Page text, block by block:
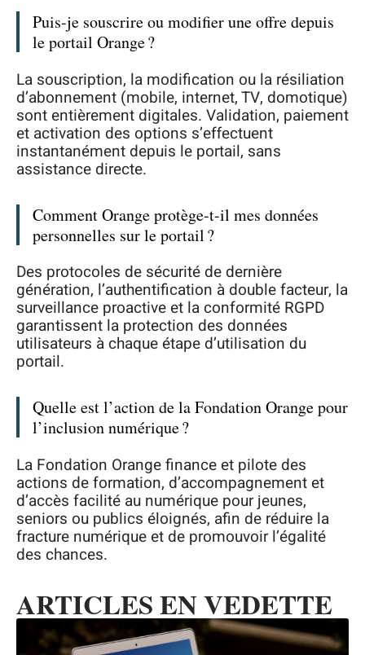
Puis-je souscrire ou modifier une offre depuis
le portail Orange ?
La souscription, la modification ou la résiliation
d’abonnement (mobile, internet, TV, domotique)
sont entièrement digitales. Validation, paiement
et activation des options s’effectuent
instantanément depuis le portail, sans
assistance directe.
Comment Orange protège-t-il mes données
personnelles sur le portail ?
Des protocoles de sécurité de dernière
génération, l’authentification à double facteur, la
surveillance proactive et la conformité RGPD
garantissent la protection des données
utilisateurs à chaque étape d’utilisation du
portail.
Quelle est l’action de la Fondation Orange pour
l’inclusion numérique ?
La Fondation Orange finance et pilote des
actions de formation, d’accompagnement et
d’accès facilité au numérique pour jeunes,
seniors ou publics éloignés, afin de réduire la
fracture numérique et de promouvoir l’égalité
des chances.
ARTICLES EN VEDETTE